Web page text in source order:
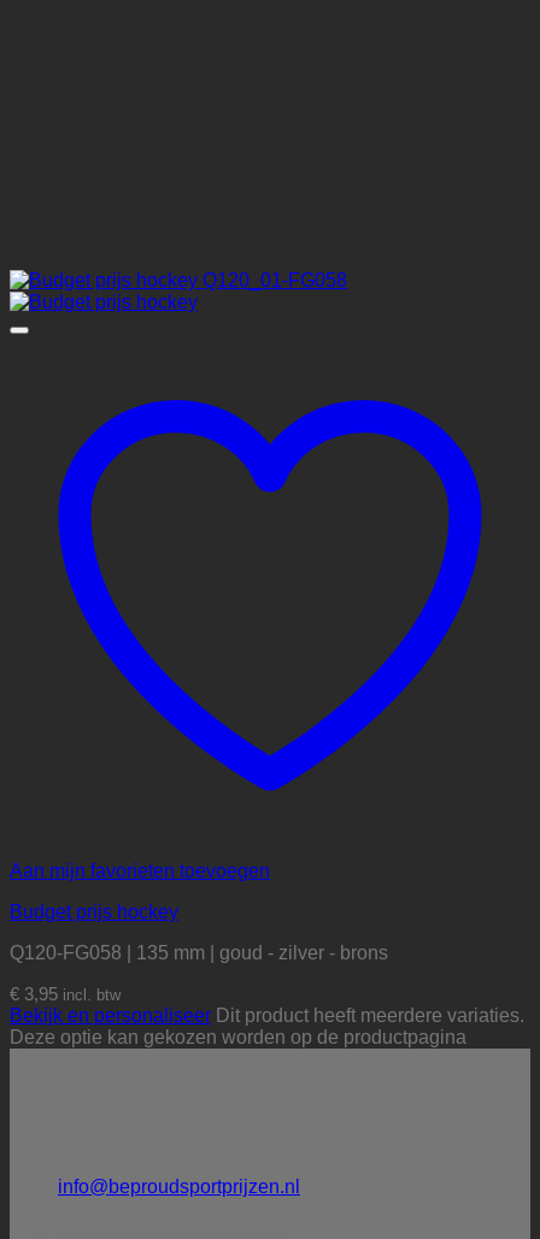
Aan mijn favorieten toevoegen
Budget prijs hockey
Q120-FG058 | 135 mm | goud - zilver - brons
€ 3,95 incl. btw
Bekijk en personaliseer Dit product heeft meerdere variaties.
Deze optie kan gekozen worden op de productpagina
info@beproudsportprijzen.nl